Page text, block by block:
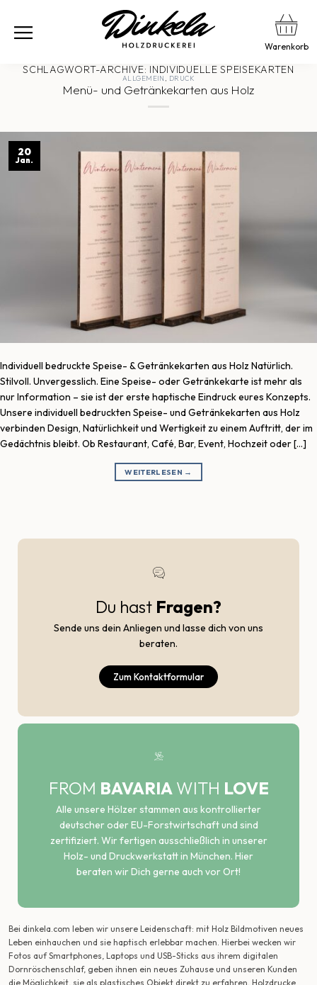
Warenkorb
SCHLAGWORT-ARCHIVE: INDIVIDUELLE SPEISEKARTEN
ALLGEMEIN , DRUCK
Menü- und Getränkekarten aus Holz
20
Jan.
Individuell bedruckte Speise- & Getränkekarten aus Holz Natürlich.
Stilvoll. Unvergesslich. Eine Speise- oder Getränkekarte ist mehr als
nur Information – sie ist der erste haptische Eindruck eures Konzepts.
Unsere individuell bedruckten Speise- und Getränkekarten aus Holz
verbinden Design, Natürlichkeit und Wertigkeit zu einem Auftritt, der im
Gedächtnis bleibt. Ob Restaurant, Café, Bar, Event, Hochzeit oder […]
WEITERLESEN →
Du hast Fragen?
Sende uns dein Anliegen und lasse dich von uns
beraten.
Zum Kontaktformular
FROM BAVARIAWITH LOVE
Alle unsere Hölzer stammen aus kontrollierter
deutscher oder EU-Forstwirtschaft und sind
zertifiziert. Wir fertigen ausschließlich in unserer
Holz- und Druckwerkstatt in München. Hier
beraten wir Dich gerne auch vor Ort!
Bei dinkela.com leben wir unsere Leidenschaft: mit Holz Bildmotiven neues
Leben einhauchen und sie haptisch erlebbar machen. Hierbei wecken wir
Fotos auf Smartphones, Laptops und USB-Sticks aus ihrem digitalen
Dornröschenschlaf, geben ihnen ein neues Zuhause und unseren Kunden
die Möglichkeit, sie als plastisches Objekt direkt zu erfahren. Holzdrucke